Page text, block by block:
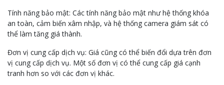
Tính năng bảo mật: Các tính năng bảo mật như hệ thống khóa
an toàn, cảm biến xâm nhập, và hệ thống camera giám sát có
thể làm tăng giá thành.
Đơn vị cung cấp dịch vụ: Giá cũng có thể biến đổi dựa trên đơn
vị cung cấp dịch vụ. Một số đơn vị có thể cung cấp giá cạnh
tranh hơn so với các đơn vị khác.